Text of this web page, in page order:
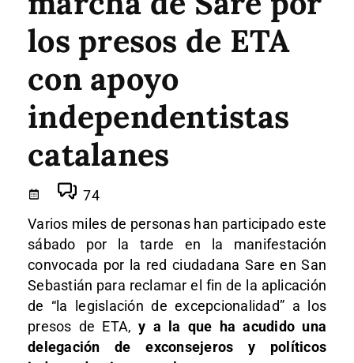
los presos de ETA
con apoyo
independentistas
catalanes
74
Varios miles de personas han participado este
sábado por la tarde en la manifestación
convocada por la red ciudadana Sare en San
Sebastián para reclamar el fin de la aplicación
de “la legislación de excepcionalidad” a los
presos de ETA,y a la que ha acudido una
delegación de exconsejeros y políticos